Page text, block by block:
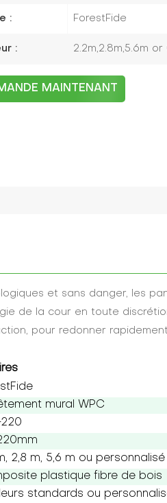
: ForestFide
: 2.2m,2.8m,5.6m
MAINTENANT
et sans danger, les
de la cour en toute
pour redonner
mural WPC
2,8 m, 5,6 m ou personnalisé
plastique fibre de bois
standards ou